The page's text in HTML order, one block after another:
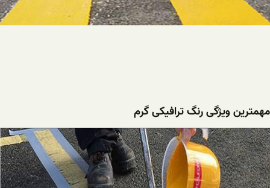
مهمترین ویژگی رنگ ترافیکی گرم